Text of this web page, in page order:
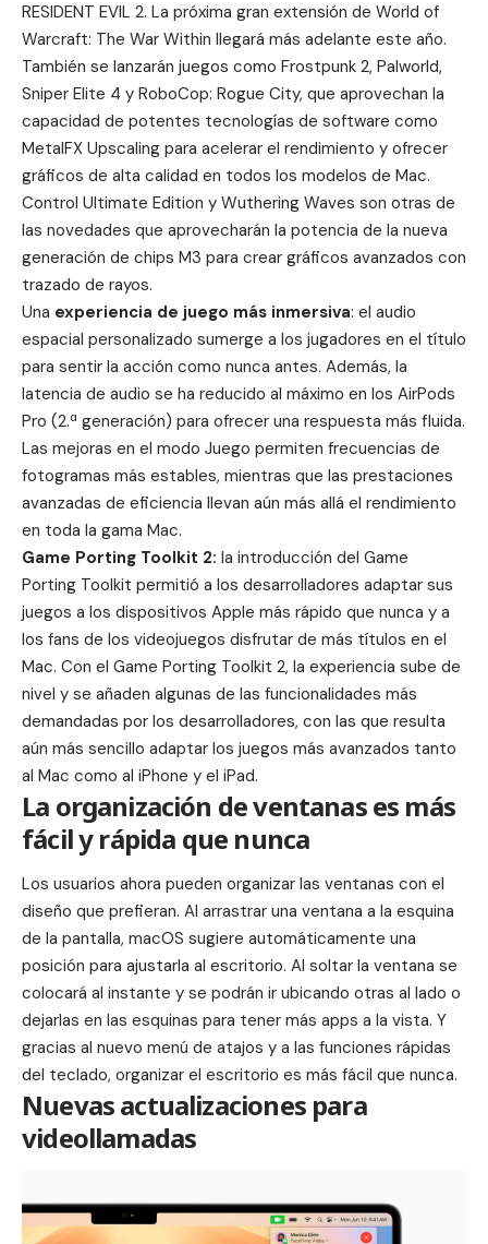
RESIDENT EVIL 2. La próxima gran extensión de World of
Warcraft: The War Within llegará más adelante este año.
También se lanzarán juegos como Frostpunk 2, Palworld,
Sniper Elite 4 y RoboCop: Rogue City, que aprovechan la
capacidad de potentes tecnologías de software como
MetalFX Upscaling para acelerar el rendimiento y ofrecer
gráficos de alta calidad en todos los modelos de Mac.
Control Ultimate Edition y Wuthering Waves son otras de
las novedades que aprovecharán la potencia de la nueva
generación de chips M3 para crear gráficos avanzados con
trazado de rayos.
Una experiencia de juego más inmersiva: el audio
espacial personalizado sumerge a los jugadores en el título
para sentir la acción como nunca antes. Además, la
latencia de audio se ha reducido al máximo en los AirPods
Pro (2.ª generación) para ofrecer una respuesta más fluida.
Las mejoras en el modo Juego permiten frecuencias de
fotogramas más estables, mientras que las prestaciones
avanzadas de eficiencia llevan aún más allá el rendimiento
en toda la gama Mac.
Game Porting Toolkit 2: la introducción del Game
Porting Toolkit permitió a los desarrolladores adaptar sus
juegos a los dispositivos Apple más rápido que nunca y a
los fans de los videojuegos disfrutar de más títulos en el
Mac. Con el Game Porting Toolkit 2, la experiencia sube de
nivel y se añaden algunas de las funcionalidades más
demandadas por los desarrolladores, con las que resulta
aún más sencillo adaptar los juegos más avanzados tanto
al Mac como al iPhone y el iPad.
La organización de ventanas es más
fácil y rápida que nunca
Los usuarios ahora pueden organizar las ventanas con el
diseño que prefieran. Al arrastrar una ventana a la esquina
de la pantalla, macOS sugiere automáticamente una
posición para ajustarla al escritorio. Al soltar la ventana se
colocará al instante y se podrán ir ubicando otras al lado o
dejarlas en las esquinas para tener más apps a la vista. Y
gracias al nuevo menú de atajos y a las funciones rápidas
del teclado, organizar el escritorio es más fácil que nunca.
Nuevas actualizaciones para
videollamadas